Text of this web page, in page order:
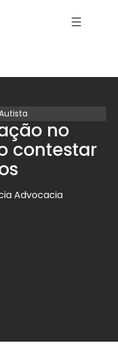
no
contestar
Advocacia